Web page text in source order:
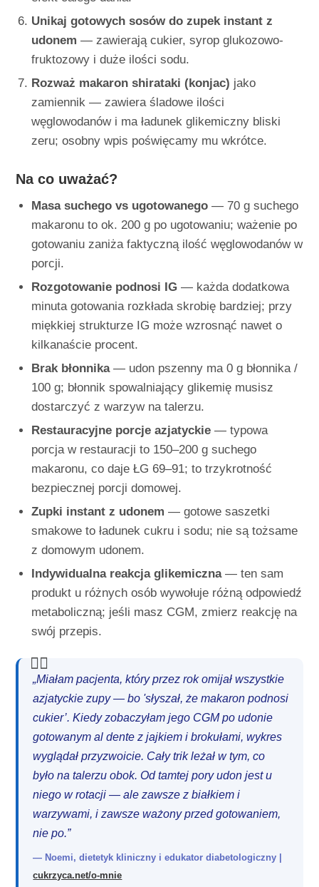
Unikaj gotowych sosów do zupek instant z
udonem — zawierają cukier, syrop glukozowo-
fruktozowy i duże ilości sodu.
Rozważ makaron shirataki (konjac) jako
zamiennik — zawiera śladowe ilości
węglowodanów i ma ładunek glikemiczny bliski
zeru; osobny wpis poświęcamy mu wkrótce.
Na co uważać?
Masa suchego vs ugotowanego — 70 g suchego
makaronu to ok. 200 g po ugotowaniu; ważenie po
gotowaniu zaniża faktyczną ilość węglowodanów w
porcji.
Rozgotowanie podnosi IG — każda dodatkowa
minuta gotowania rozkłada skrobię bardziej; przy
miękkiej strukturze IG może wzrosnąć nawet o
kilkanaście procent.
Brak błonnika— udon pszenny ma 0 g błonnika /
100 g; błonnik spowalniający glikemię musisz
dostarczyć z warzyw na talerzu.
Restauracyjne porcje azjatyckie — typowa
porcja w restauracji to 150–200 g suchego
makaronu, co daje ŁG 69–91; to trzykrotność
bezpiecznej porcji domowej.
Zupki instant z udonem — gotowe saszetki
smakowe to ładunek cukru i sodu; nie są tożsame
z domowym udonem.
Indywidualna reakcja glikemiczna— ten sam
produkt u różnych osób wywołuje różną odpowiedź
metaboliczną; jeśli masz CGM, zmierz reakcję na
swój przepis.
„Miałam pacjenta, który przez rok omijał wszystkie
azjatyckie zupy — bo 'słyszał, że makaron podnosi
cukier’. Kiedy zobaczyłam jego CGM po udonie
gotowanym al dente z jajkiem i brokułami, wykres
wyglądał przyzwoicie. Cały trik leżał w tym, co
było na talerzu obok. Od tamtej pory udon jest u
niego w rotacji — ale zawsze z białkiem i
warzywami, i zawsze ważony przed gotowaniem,
nie po.”
— Noemi, dietetyk kliniczny i edukator diabetologiczny |
cukrzyca.net/o-mnie